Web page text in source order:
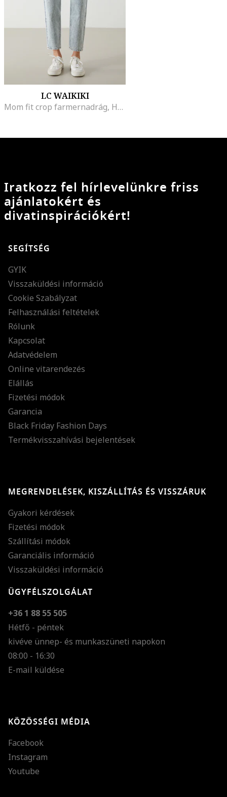
LC WAIKIKI
Mom fit crop farmernadrág, Halványkék
Iratkozz fel hírlevelünkre friss
ajánlatokért és
divatinspirációkért!
SEGÍTSÉG
GYIK
Visszaküldési információ
Cookie Szabályzat
Felhasználási feltételek
Rólunk
Kapcsolat
Adatvédelem
Online vitarendezés
Elállás
Fizetési módok
Garancia
Black Friday Fashion Days
Termékvisszahívási bejelentések
MEGRENDELÉSEK, KISZÁLLÍTÁS ÉS VISSZÁRUK
Gyakori kérdések
Fizetési módok
Szállítási módok
Garanciális információ
Visszaküldési információ
ÜGYFÉLSZOLGÁLAT
+36 1 88 55 505
Hétfő - péntek
kivéve ünnep- és munkaszüneti napokon
08:00 - 16:30
E-mail küldése
KÖZÖSSÉGI MÉDIA
Facebook
Instagram
Youtube